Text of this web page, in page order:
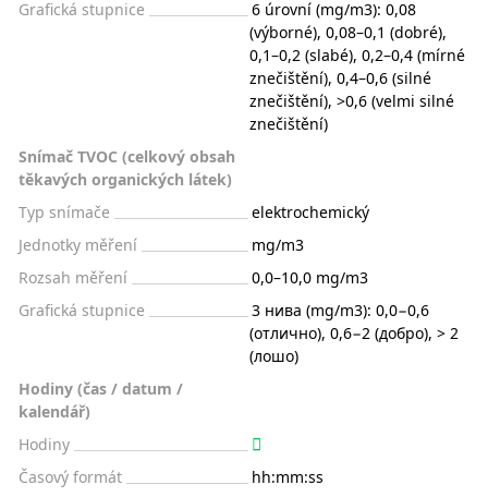
Grafická stupnice
6 úrovní (mg/m3): 0,08
(výborné), 0,08–0,1 (dobré),
0,1–0,2 (slabé), 0,2–0,4 (mírné
znečištění), 0,4–0,6 (silné
znečištění), >0,6 (velmi silné
znečištění)
Snímač TVOC (celkový obsah
těkavých organických látek)
Typ snímače
elektrochemický
Jednotky měření
mg/m3
Rozsah měření
0,0–10,0 mg/m3
Grafická stupnice
3 нива (mg/m3): 0,0−0,6
(отлично), 0,6−2 (добро), > 2
(лошо)
Hodiny (čas / datum /
kalendář)
Hodiny
Časový formát
hh:mm:ss